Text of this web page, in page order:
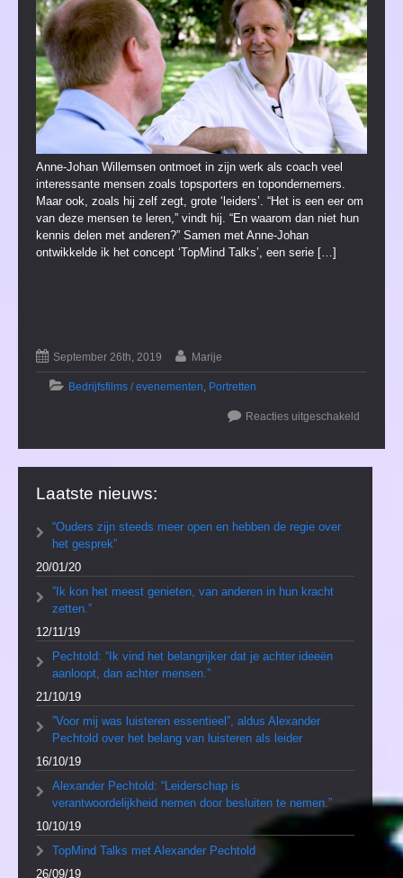
Anne-Johan Willemsen ontmoet in zijn werk als coach veel
interessante mensen zoals topsporters en topondernemers.
Maar ook, zoals hij zelf zegt, grote ‘leiders’. “Het is een eer om
van deze mensen te leren,” vindt hij. “En waarom dan niet hun
kennis delen met anderen?” Samen met Anne-Johan
ontwikkelde ik het concept ‘TopMind Talks’, een serie […]
September 26th, 2019 Marije
Bedrijfsfilms / evenementen, Portretten
Reacties uitgeschakeld
Laatste nieuws:
“Ouders zijn steeds meer open en hebben de regie over
het gesprek”
20/01/20
”Ik kon het meest genieten, van anderen in hun kracht
zetten.”
12/11/19
Pechtold: “Ik vind het belangrijker dat je achter ideeën
aanloopt, dan achter mensen.”
21/10/19
”Voor mij was luisteren essentieel”, aldus Alexander
Pechtold over het belang van luisteren als leider
16/10/19
Alexander Pechtold: “Leiderschap is
verantwoordelijkheid nemen door besluiten te nemen.”
10/10/19
TopMind Talks met Alexander Pechtold
26/09/19